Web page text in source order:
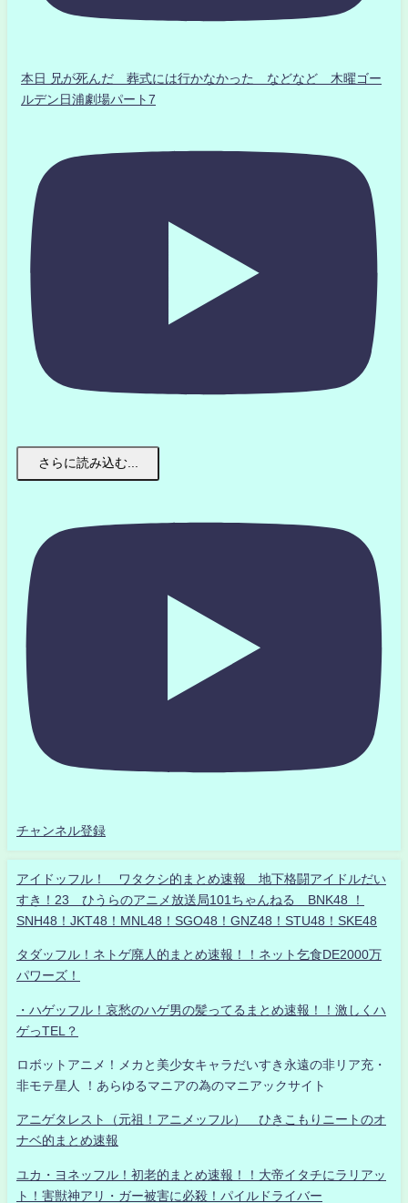
本日 兄が死んだ 葬式には行かなかった などなど 木曜ゴー
ルデン日浦劇場パート7
さらに読み込む...
チャンネル登録
アイドッフル！ ワタクシ的まとめ速報 地下格闘アイドルだい
すき！23 ひうらのアニメ放送局101ちゃんねる BNK48 ！
SNH48！JKT48！MNL48！SGO48！GNZ48！STU48！SKE48
タダッフル！ネトゲ廃人的まとめ速報！！ネット乞食DE2000万
パワーズ！
・ハゲッフル！哀愁のハゲ男の髪ってるまとめ速報！！激しくハ
ゲっTEL？
ロボットアニメ！メカと美少女キャラだいすき永遠の非リア充・
非モテ星人 ！あらゆるマニアの為のマニアックサイト
アニゲタレスト（元祖！アニメッフル） ひきこもりニートのオ
ナベ的まとめ速報
ユカ・ヨネッフル！初老的まとめ速報！！大帝イタチにラリアッ
ト！害獣神アリ・ガー被害に必殺！パイルドライバー